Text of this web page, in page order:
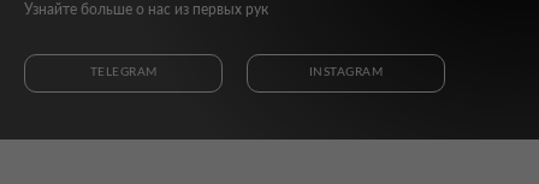
Узнайте больше о нас из первых рук
TELEGRAM INSTAGRAM